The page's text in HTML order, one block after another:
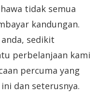
tidak semua
kandungan.
sedikit
perbelanjaan kami
percuma yang
dan seterusnya.